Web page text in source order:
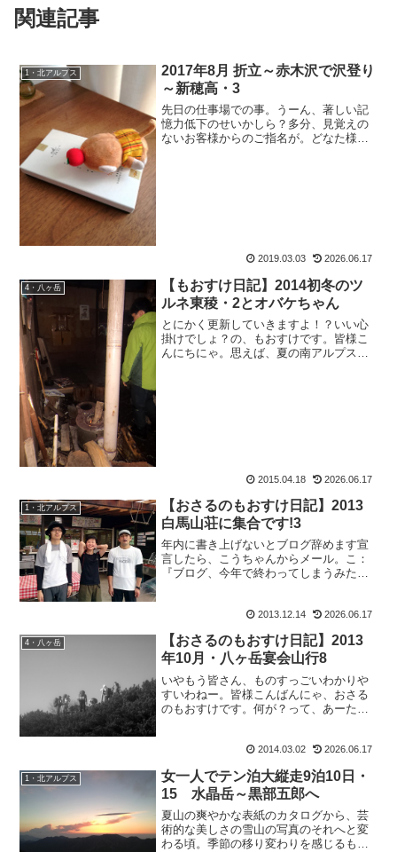
関連記事
1・北アルプス
2017年8月 折立～赤木沢で沢登り
～新穂高・3
先日の仕事場での事。うーん、著しい記
憶力低下のせいかしら？多分、見覚えの
ないお客様からのご指名が。どなた様で
2019.03.03 2026.06.17
4・八ヶ岳
【もおすけ日記】2014初冬のツ
ルネ東稜・2とオバケちゃん
とにかく更新していきますよ！？いい心
掛けでしょ？の、もおすけです。皆様こ
んにちにゃ。思えば、夏の南アルプス大
2015.04.18 2026.06.17
1・北アルプス
【おさるのもおすけ日記】2013
白馬山荘に集合です!3
年内に書き上げないとブログ辞めます宣
言したら、こうちゃんからメール。こ：
『ブログ、今年で終わってしまうみたい
っ！こうして寝る間も削って 書いてるで
しょーーー!?誰に頼ま...
2013.12.14 2026.06.17
4・八ヶ岳
【おさるのもおすけ日記】2013
年10月・八ヶ岳宴会山行8
いやもう皆さん、ものすっごいわかりや
すいわねー。皆様こんばんにゃ、おさる
のもおすけです。何が？って、あーた。
クインすることもなかったのに、宴会山
2014.03.02 2026.06.17
1・北アルプス
女一人でテン泊大縦走9泊10日・
15 水晶岳～黒部五郎へ
夏山の爽やかな表紙のカタログから、芸
術的な美しさの雪山の写真のそれへと変
わる頃。季節の移り変わりを感じるもお